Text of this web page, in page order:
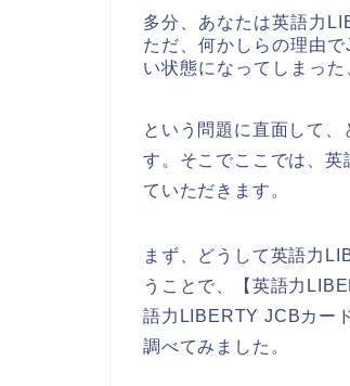
多分、あなたは英語力
ただ、何かしらの理由
い状態になってしまった
という問題に直面して
す。そこでここでは、
ていただきます。
まず、どうして英語力
うことで、【英語力
語力LIBERTY JCBカー
調べてみました。